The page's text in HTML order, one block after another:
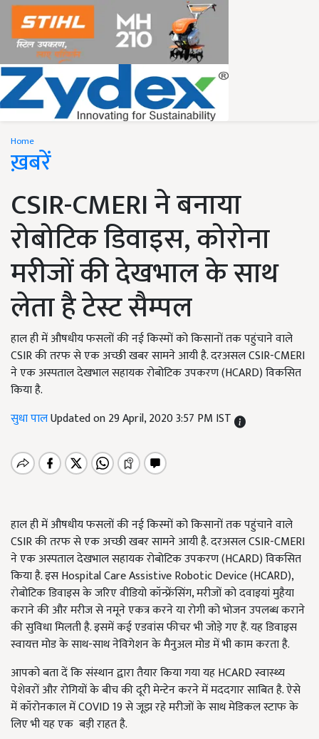
Home
ख़बरें
CSIR-CMERI ने बनाया
रोबोटिक डिवाइस, कोरोना
मरीजों की देखभाल के साथ
लेता है टेस्ट सैम्पल
हाल ही में औषधीय फसलों की नई किस्मों को किसानों तक पहुंचाने वाले
CSIR की तरफ से एक अच्छी खबर सामने आयी है. दरअसल CSIR-CMERI
ने एक अस्पताल देखभाल सहायक रोबोटिक उपकरण (HCARD) विकसित
किया है.
सुधा पालUpdated on 29 April, 2020 3:57 PM IST
हाल ही में औषधीय फसलों की नई किस्मों को किसानों तक पहुंचाने वाले
CSIR की तरफ से एक अच्छी खबर सामने आयी है. दरअसल CSIR-CMERI
ने एक अस्पताल देखभाल सहायक रोबोटिक उपकरण (HCARD) विकसित
किया है. इस Hospital Care Assistive Robotic Device (HCARD),
रोबोटिक डिवाइस के जरिए वीडियो कॉन्फ्रेंसिंग, मरीजों को दवाइयां मुहैया
कराने की और मरीज से नमूने एकत्र करने या रोगी को भोजन उपलब्ध कराने
की सुविधा मिलती है. इसमें कई एडवांस फीचर भी जोड़े गए हैं. यह डिवाइस
स्वायत्त मोड के साथ-साथ नेविगेशन के मैनुअल मोड में भी काम करता है.
आपको बता दें कि संस्थान द्वारा तैयार किया गया यह HCARD स्वास्थ्य
पेशेवरों और रोगियों के बीच की दूरी मेन्टेन करने में मददगार साबित है. ऐसे
में कॉरोनकाल में COVID 19 से जूझ रहे मरीजों के साथ मेडिकल स्टाफ के
लिए भी यह एक बड़ी राहत है.